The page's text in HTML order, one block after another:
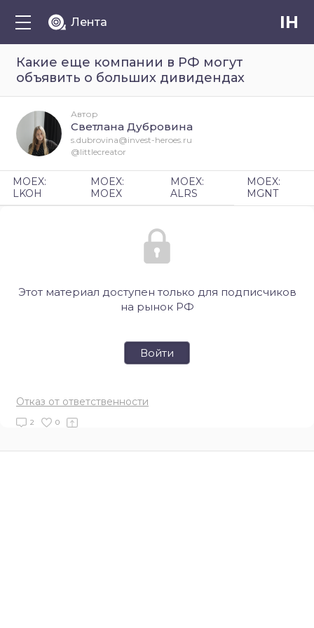
Лента IH
Какие еще компании в РФ могут
объявить о больших дивидендах
Этот материал доступен только для подписчиков
на рынок РФ
Войти
Отказ от ответственности
2 0
Автор
Светлана Дубровина
s.dubrovina@invest-heroes.ru
@littlecreator
MOEX:
LKOH
MOEX:
MOEX
MOEX:
ALRS
MOEX:
MGNT